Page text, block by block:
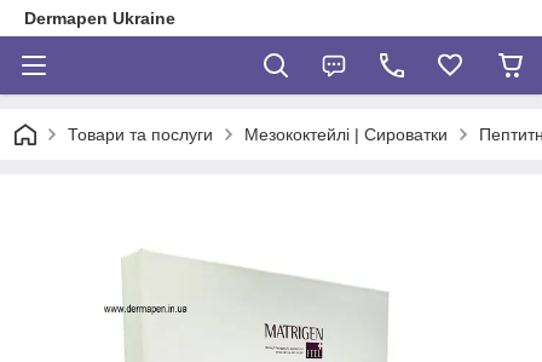
Dermapen Ukraine
Товари та послуги Мезококтейлі | Сироватки